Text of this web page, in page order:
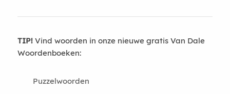
TIP!Vind woorden in onze nieuwe gratis Van Dale
Woordenboeken:
Puzzelwoorden